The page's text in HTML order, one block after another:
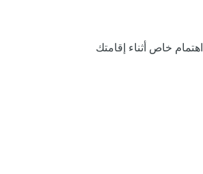
اهتمام خاص أثناء إقامتك